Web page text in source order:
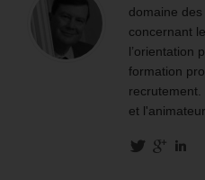
domaine
concernant
l’orientation
formation
et